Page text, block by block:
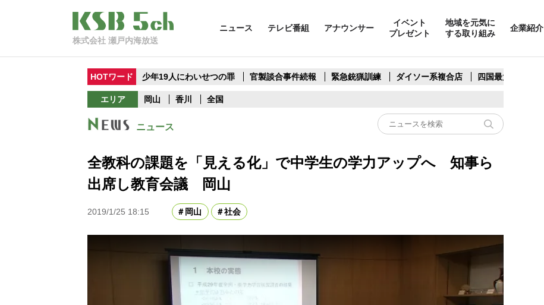
株式会社 瀬戸内海放送
ニュース テレビ番組 アナウンサー
イベント
プレゼント
地域を元気に
する取り組み
企業紹介
HOTワード 少年19人にわいせつの罪 官製談合事件続報 緊急銃猟訓練 ダイソー系複合店 四国最大スリコ
エリア 岡山 香川 全国
ニュース
全教科の課題を「見える化」で中学生の学力アップへ 知事ら
出席し教育会議 岡山
2019/1/25 18:15 岡山 社会